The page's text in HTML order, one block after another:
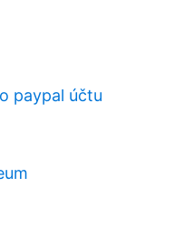
paypal účtu